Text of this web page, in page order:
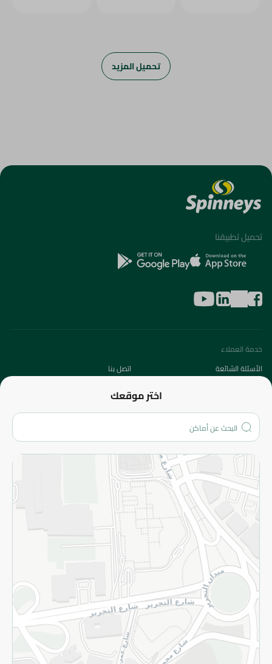
تحميل المزيد
اختر موقعك
تحميل تطبيقنا
خدمة العملاء
الأسئلة الشائعة
اتصل بنا
من نحن؟
الفروع
المزيد
الاسترجاع
سياسة الاستخدام
سياسة الخصوصية
قم بالتسجيل للنشرة
©2026 - Spinneys | جميع الحقوق محفوظة